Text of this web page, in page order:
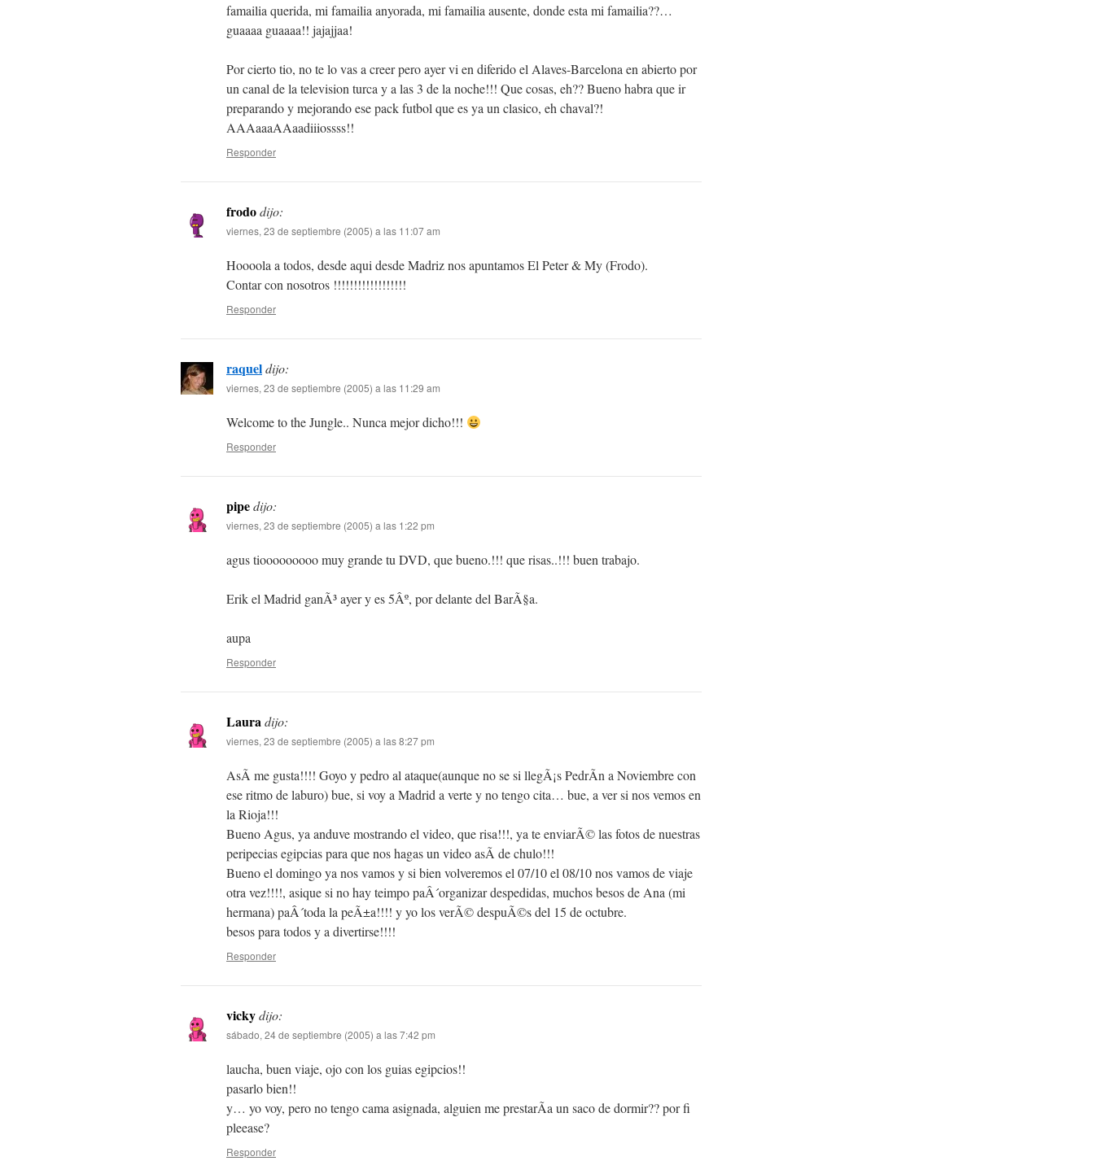
famailia querida, mi famailia anyorada, mi famailia ausente, donde esta mi famailia??…
guaaaa guaaaa!! jajajjaa!
Por cierto tio, no te lo vas a creer pero ayer vi en diferido el Alaves-Barcelona en abierto por
un canal de la television turca y a las 3 de la noche!!! Que cosas, eh?? Bueno habra que ir
preparando y mejorando ese pack futbol que es ya un clasico, eh chaval?!
AAAaaaAAaadiiiossss!!
Responder
frododijo:
viernes, 23 de septiembre (2005) a las 11:07 am
Hoooola a todos, desde aqui desde Madriz nos apuntamos El Peter & My (Frodo).
Contar con nosotros !!!!!!!!!!!!!!!!!!
Responder
raqueldijo:
viernes, 23 de septiembre (2005) a las 11:29 am
Welcome to the Jungle.. Nunca mejor dicho!!!
Responder
pipedijo:
viernes, 23 de septiembre (2005) a las 1:22 pm
agus tiooooooooo muy grande tu DVD, que bueno.!!! que risas..!!! buen trabajo.
Erik el Madrid ganÃ³ ayer y es 5Âº, por delante del BarÃ§a.
aupa
Responder
Lauradijo:
viernes, 23 de septiembre (2005) a las 8:27 pm
AsÃ­ me gusta!!!! Goyo y pedro al ataque(aunque no se si llegÃ¡s PedrÃ­n a Noviembre con
ese ritmo de laburo) bue, si voy a Madrid a verte y no tengo cita… bue, a ver si nos vemos en
la Rioja!!!
Bueno Agus, ya anduve mostrando el video, que risa!!!, ya te enviarÃ© las fotos de nuestras
peripecias egipcias para que nos hagas un video asÃ­ de chulo!!!
Bueno el domingo ya nos vamos y si bien volveremos el 07/10 el 08/10 nos vamos de viaje
otra vez!!!!, asique si no hay teimpo paÂ´organizar despedidas, muchos besos de Ana (mi
hermana) paÂ´toda la peÃ±a!!!! y yo los verÃ© despuÃ©s del 15 de octubre.
besos para todos y a divertirse!!!!
Responder
vickydijo:
sábado, 24 de septiembre (2005) a las 7:42 pm
laucha, buen viaje, ojo con los guias egipcios!!
pasarlo bien!!
y… yo voy, pero no tengo cama asignada, alguien me prestarÃ­a un saco de dormir?? por fi
pleease?
Responder